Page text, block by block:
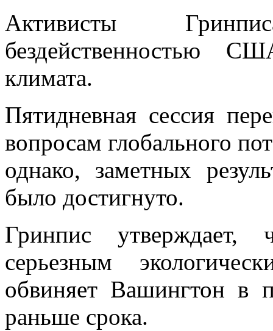
Активисты
бездейственностью
климата.
Пятидневная сессия
вопросам глобального
однако, заметных
было достигнуто.
Гринпис
серьезным
обвиняет Вашингтон в
раньше срока.